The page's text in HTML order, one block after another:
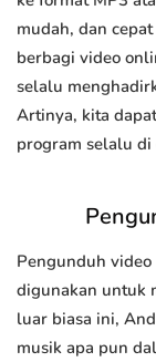
mudah, dan
berbagi video
selalu
Artinya, kita
program selalu di
Pengunduh
digunakan untuk
luar biasa ini,
musik apa pun